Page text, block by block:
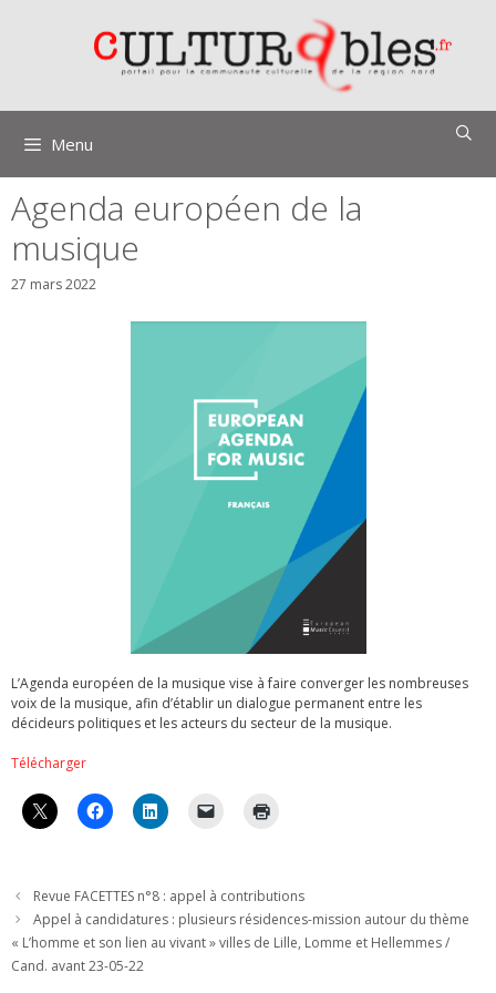
Menu
Agenda européen de la
musique
27 mars 2022
L’Agenda européen de la musique vise à faire converger les nombreuses
voix de la musique, afin d’établir un dialogue permanent entre les
décideurs politiques et les acteurs du secteur de la musique.
Télécharger
Revue FACETTES n°8 : appel à contributions
Appel à candidatures : plusieurs résidences-mission autour du thème
« L’homme et son lien au vivant » villes de Lille, Lomme et Hellemmes /
Cand. avant 23-05-22